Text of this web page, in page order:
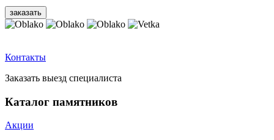
Контакты
Заказать выезд специалиста
Каталог памятников
Акции